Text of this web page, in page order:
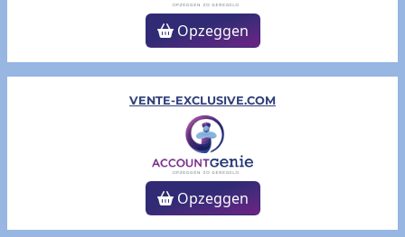
Opzeggen
VENTE-EXCLUSIVE.COM
Opzeggen